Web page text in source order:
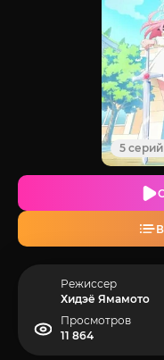
5 серий
Режиссер
Хидэё Ямамото
Просмотров
11 864